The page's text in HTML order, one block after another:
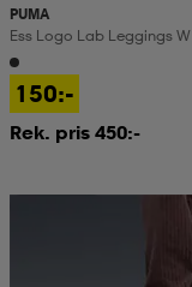
PUMA
Ess Logo Lab Leggings W
150:-
Rek. pris 450:-